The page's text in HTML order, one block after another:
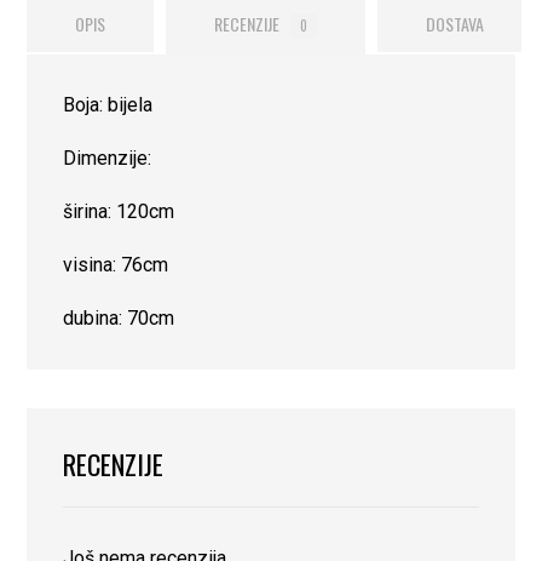
OPIS RECENZIJE 0 DOSTAVA
Boja: bijela
Dimenzije:
širina: 120cm
visina: 76cm
dubina: 70cm
RECENZIJE